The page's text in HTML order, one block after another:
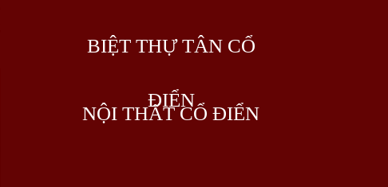
BIỆT THỰ TÂN CỔ
ĐIỂN
NỘI THẤT CỔ ĐIỂN